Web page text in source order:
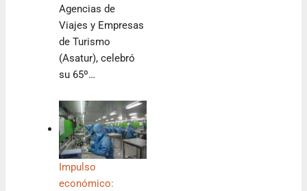
Agencias de
Viajes y Empresas
de Turismo
(Asatur), celebró
su 65º…
Impulso
económico: